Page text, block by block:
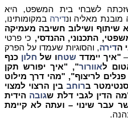
לשבחי בית המשפט, היא
מובנת מאליה ונדירה במקומותינו,
ושילוב חשיבה מעמיקה
התכנוני, ההנדסי, כי פרטי
הדירה, והסוגיות שעמדו על הפרק
"איך יימדד שטחו של חלון כנף
לאוורור", "איך יפורש תקן
פנלים לריצוף", "מהי דרך מילוט
ברוחבבין הרצוי למצוי
הדין לגבי דלת שגובה הידית
עבר שינוי – ועתה לא קיימת